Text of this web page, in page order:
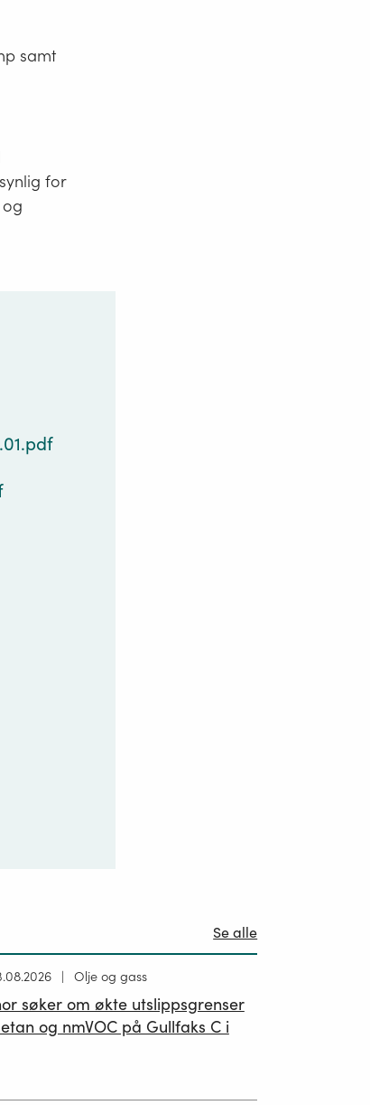
samt
for
Se alle
Olje og gass
søker om økte utslippsgrenser
og nmVOC på Gullfaks C i